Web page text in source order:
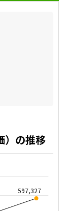
）の推移
597,327